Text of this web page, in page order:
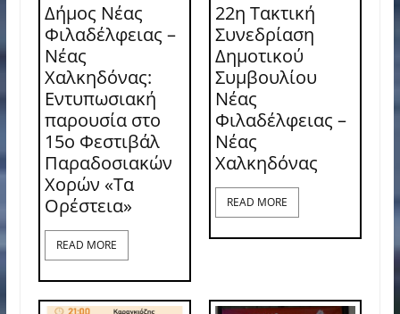
Δήμος Νέας
Φιλαδέλφειας –
Νέας
Χαλκηδόνας:
Εντυπωσιακή
παρουσία στο
15ο Φεστιβάλ
Παραδοσιακών
Χορών «Τα
Ορέστεια»
READ MORE
22η Τακτική
Συνεδρίαση
Δημοτικού
Συμβουλίου
Νέας
Φιλαδέλφειας –
Νέας
Χαλκηδόνας
READ MORE